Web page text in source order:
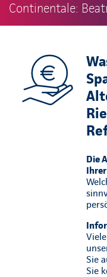
Continentale:
Die
Sie
Sie